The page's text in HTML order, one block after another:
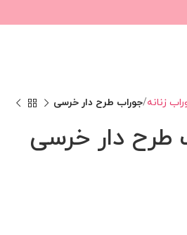
زنانه جوراب طرح دار خرسی
طرح دار خرسی